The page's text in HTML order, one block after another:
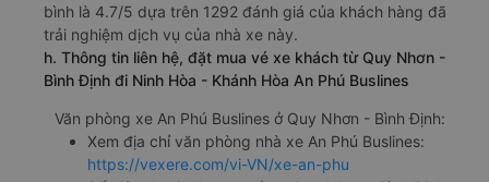
bình là 4.7/5 dựa trên 1292 đánh giá của khách hàng đã
trải nghiệm dịch vụ của nhà xe này.
h. Thông tin liên hệ, đặt mua vé xe khách từ Quy Nhơn -
Bình Định đi Ninh Hòa - Khánh Hòa An Phú Buslines
Văn phòng xe An Phú Buslines ở Quy Nhơn - Bình Định:
Xem địa chỉ văn phòng nhà xe An Phú Buslines:
https://vexere.com/vi-VN/xe-an-phu